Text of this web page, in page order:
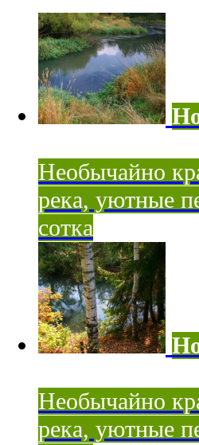
Необычайно
река, уютные
сотка
Необычайно
река, уютные